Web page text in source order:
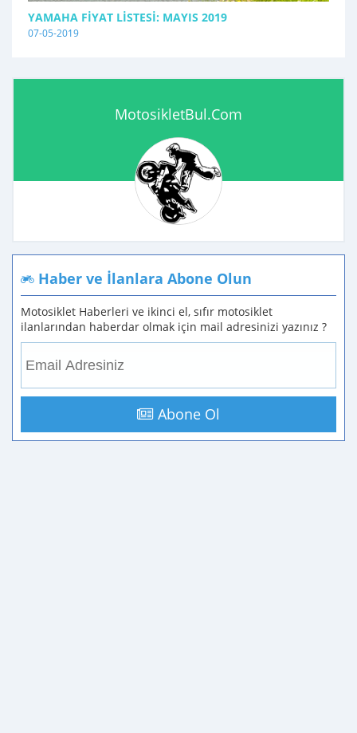
YAMAHA FIYAT LISTESI: MAYIS 2019
07-05-2019
MotosikletBul.Com
Haber ve İlanlara Abone Olun
Motosiklet Haberleri ve ikinci el, sıfır motosiklet
ilanlarından haberdar olmak için mail adresinizi yazınız ?
Abone Ol